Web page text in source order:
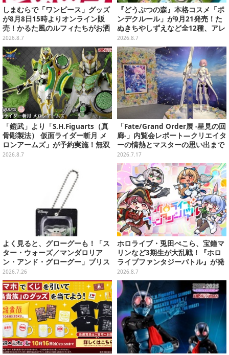
しまむらで「ワンピース」グッズ
が8月8日15時よりオンライン販
売！かるた風のルフィたちがお洒
落なバッグや、チョッパーが可愛
いサンダルも
2026.8.7
『どうぶつの森』本格コスメ「ポ
ンデクルール」が9月21発売！た
ぬきちやしずえなど全12種、アレ
ンジできるリアクションシールも
付属
2026.8.7
「鎧武」より「S.H.Figuarts（真
骨彫製法） 仮面ライダー斬月 メ
ロンアームズ」が予約実施！無双
セイバー、メロンディフェンダー
2026.8.7
「Fate/Grand Order展 -星見の回
廊-」内覧会レポート―クリエイタ
ーの情熱とマスターの思い出まで
見どころ満載
2026.7.17
よく見ると、グローグーも！「ス
ター・ウォーズ／マンダロリア
ン・アンド・グローグー」ブリス
ターチャームコレクションがガシ
ャポンに登場
2026.7.26
ホロライブ・兎田ぺこら、宝鐘マ
リンなど3期生が大乱戦！『ホロ
ライブファンタジーバトル』が発
売ーお馴染みの語録が装備
に、“ニセ3期生”とのバトルもあ
る
2026.8.7